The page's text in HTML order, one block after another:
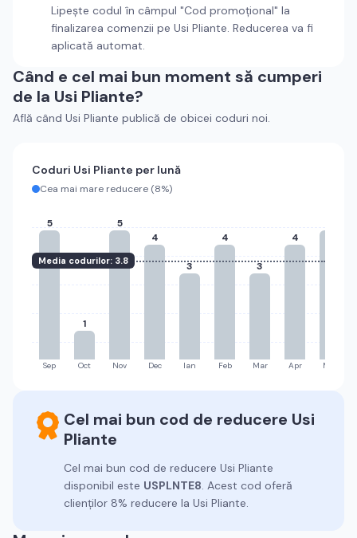
Lipește codul în câmpul "Cod promoțional" la
finalizarea comenzii pe Usi Pliante. Reducerea va fi
aplicată automat.
Când e cel mai bun moment să cumperi
de la Usi Pliante?
Află când Usi Pliante publică de obicei coduri noi.
Coduri Usi Pliante per lună
Cea mai mare reducere (8%)
Media codurilor: 3.8
5
Sep
1
Oct
5
Nov
4
Dec
3
Ian
4
Feb
3
Mar
4
Apr Mai
Cel mai bun cod de reducere Usi
Pliante
Cel mai bun cod de reducere Usi Pliante
disponibil este USPLNTE8. Acest cod oferă
clienților 8% reducere la Usi Pliante.